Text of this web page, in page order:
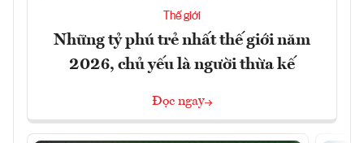
Thế giới
Những tỷ phú trẻ nhất thế giới năm
2026, chủ yếu là người thừa kế
Đọc ngay